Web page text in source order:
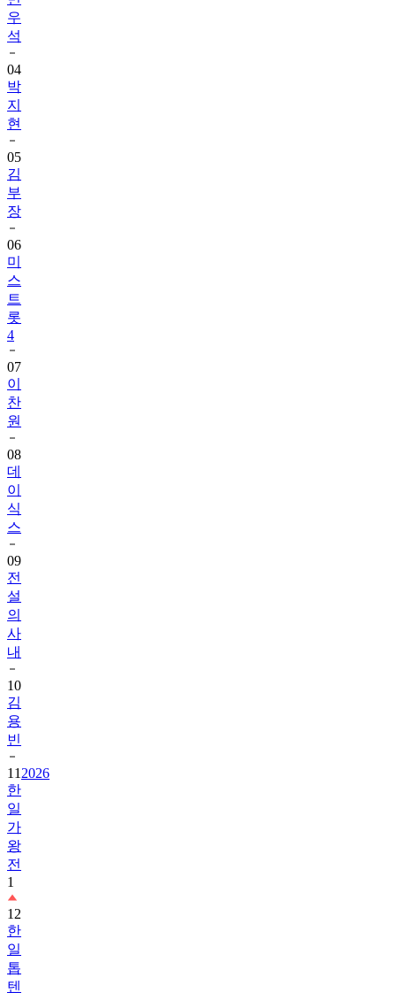
우
석
04
박
지
현
05
김
부
장
06
미
스
트
롯
4
07
이
찬
원
08
데
이
식
스
09
전
설
의
사
내
10
김
용
빈
11 2026
한
일
가
왕
전
1
12
한
일
톱
텐